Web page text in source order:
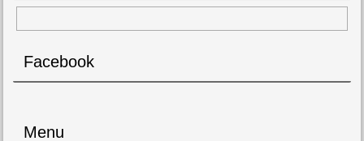
Facebook
Menu